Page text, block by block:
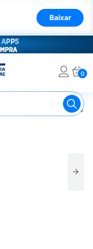
Baixar
0
Ração